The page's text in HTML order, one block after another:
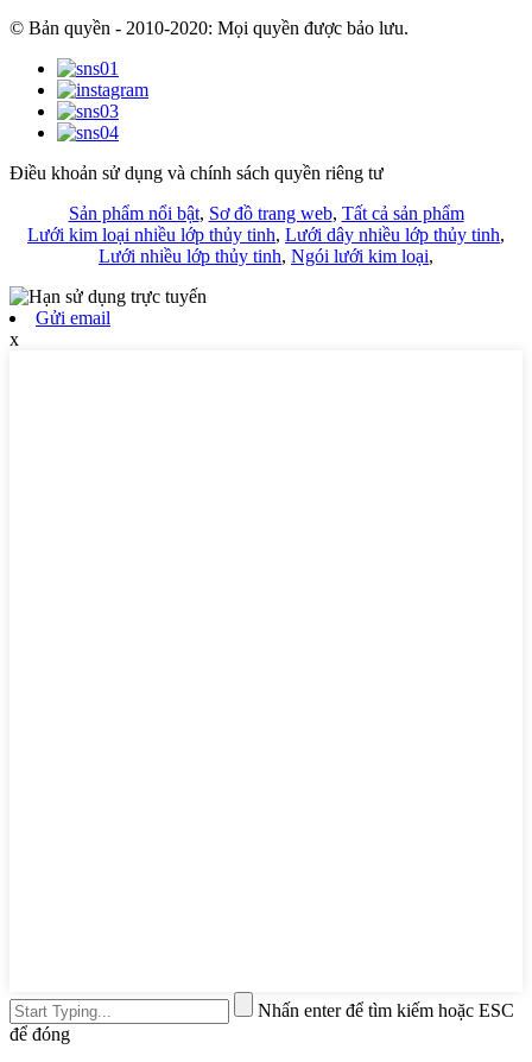
© Bản quyền - 2010-2020: Mọi quyền được bảo lưu.
Điều khoản sử dụng và chính sách quyền riêng tư
Sản phẩm nổi bật, Sơ đồ trang web, Tất cả sản phẩm
Lưới kim loại nhiều lớp thủy tinh, Lưới dây nhiều lớp thủy tinh,
Lưới nhiều lớp thủy tinh, Ngói lưới kim loại,
Gửi email
x
Nhấn enter để tìm kiếm hoặc ESC
để đóng